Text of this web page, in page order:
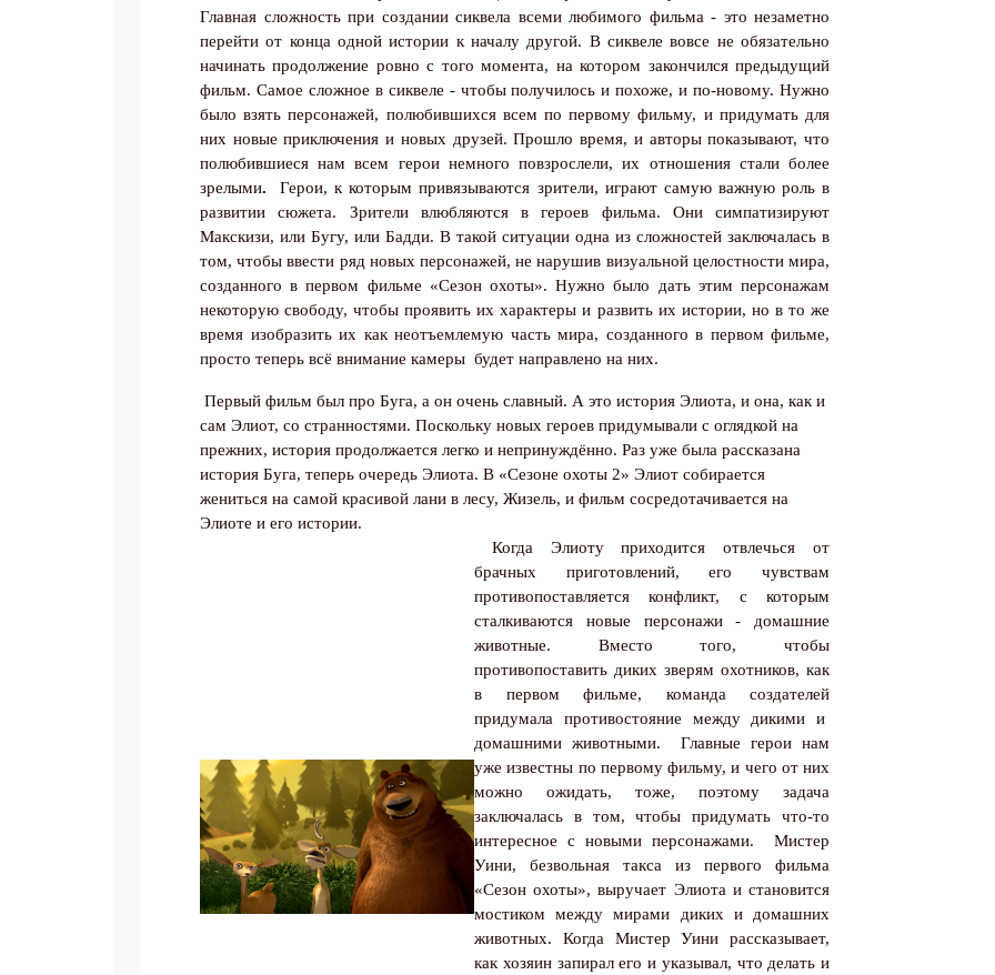
Главная сложность при создании сиквела всеми любимого фильма - это незаметно
перейти от конца одной истории к началу другой. В сиквеле вовсе не обязательно
начинать продолжение ровно с того момента, на котором закончился предыдущий
фильм. Самое сложное в сиквеле - чтобы получилось и похоже, и по-новому. Нужно
было взять персонажей, полюбившихся всем по первому фильму, и придумать для
них новые приключения и новых друзей. Прошло время, и авторы показывают, что
полюбившиеся нам всем герои немного повзрослели, их отношения стали более
зрелыми.
Герои, к которым привязываются зрители, играют самую важную роль в
развитии сюжета. Зрители влюбляются в героев фильма. Они симпатизируют
Макскизи, или Бугу, или Бадди. В такой ситуации одна из сложностей заключалась в
том, чтобы ввести ряд новых персонажей, не нарушив визуальной целостности мира,
созданного в первом фильме «Сезон охоты». Нужно было дать этим персонажам
некоторую свободу, чтобы проявить их характеры и развить их истории, но в то же
время изобразить их как неотъемлемую часть мира, созданного в первом фильме,
просто теперь всё внимание камеры будет направлено на них.
Первый фильм был про Буга, а он очень славный. А это история Элиота, и она, как и
сам Элиот, со странностями. Поскольку новых героев придумывали с оглядкой на
прежних, история продолжается легко и непринуждённо. Раз уже была рассказана
история Буга, теперь очередь Элиота. В «Сезоне охоты 2» Элиот собирается
жениться на самой красивой лани в лесу, Жизель, и фильм сосредотачивается на
Элиоте и его истории.
Когда Элиоту приходится отвлечься от
брачных приготовлений, его чувствам
противопоставляется конфликт, с которым
сталкиваются новые персонажи - домашние
животные. Вместо того, чтобы
противопоставить диких зверям охотников, как
в первом фильме, команда создателей
придумала противостояние между дикими и
домашними животными.
Главные герои нам
уже известны по первому фильму, и чего от них
можно ожидать, тоже, поэтому задача
заключалась в том, чтобы придумать что-то
интересное с новыми персонажами.
Мистер
Уини, безвольная такса из первого фильма
«Сезон охоты», выручает Элиота и становится
мостиком между мирами диких и домашних
животных. Когда Мистер Уини рассказывает,
как хозяин запирал его и указывал, что делать и